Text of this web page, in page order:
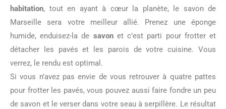
habitation, tout en ayant à cœur la planète, le savon de
Marseille sera votre meilleur allié. Prenez une éponge
humide, enduisez-la de savonet c’est parti pour frotter et
détacher les pavés et les parois de votre cuisine. Vous
verrez, le rendu est optimal.
Si vous n’avez pas envie de vous retrouver à quatre pattes
pour frotter les pavés, vous pouvez aussi faire fondre un peu
de savon et le verser dans votre seau à serpillère. Le résultat